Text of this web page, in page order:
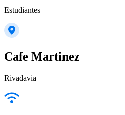
Estudiantes
Cafe Martinez
Rivadavia